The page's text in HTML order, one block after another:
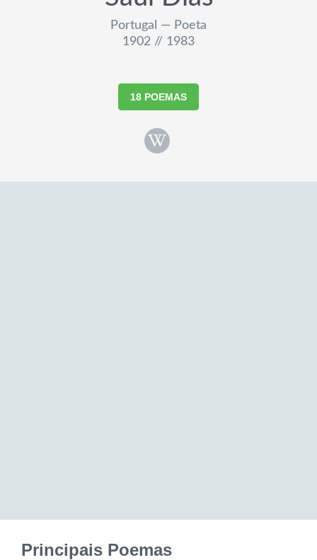
Portugal — Poeta
1902 // 1983
18 POEMAS
Principais Poemas